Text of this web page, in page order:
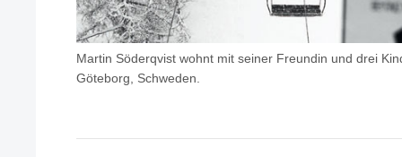
Martin Söderqvist wohnt mit seiner Freundin und drei
Göteborg, Schweden.